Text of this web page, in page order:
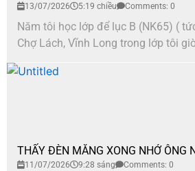
13/07/2026 5:19 chiều Comments: 0
Năm tôi học lớp để lục B (NK65) (
Chợ Lách, Vĩnh Long trong lớp tôi
THẤY ĐÈN MĂNG XONG NHỚ ÔNG
11/07/2026 9:28 sáng Comments: 0